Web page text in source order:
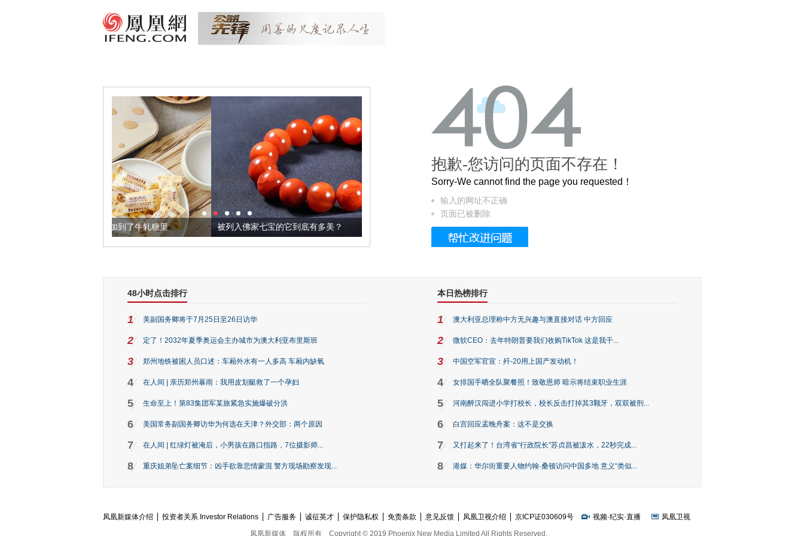
被列入佛家七宝的它到底有多美？ 这个3.2米的长卷，还原了600岁的紫禁城
抱歉-您访问的页面不存在！
Sorry-We cannot find the page you requested！
输入的网址不正确
页面已被删除
48小时点击排行
1 美副国务卿将于7月25日至26日访华
2 定了！2032年夏季奥运会主办城市为澳大利亚布里斯班
3 郑州地铁被困人员口述：车厢外水有一人多高 车厢内缺氧
4 在人间 | 亲历郑州暴雨：我用皮划艇救了一个孕妇
5 生命至上！第83集团军某旅紧急实施爆破分洪
6 美国常务副国务卿访华为何选在天津？外交部：两个原因
7 在人间 | 红绿灯被淹后，小男孩在路口指路，7位摄影师...
8 重庆姐弟坠亡案细节：凶手欲靠悲情蒙混 警方现场勘察发现...
本日热榜排行
1 澳大利亚总理称中方无兴趣与澳直接对话 中方回应
2 微软CEO：去年特朗普要我们收购TikTok 这是我干...
3 中国空军官宣：歼-20用上国产发动机！
4 女排国手晒全队聚餐照！致敬恩师 暗示将结束职业生涯
5 河南醉汉闯进小学打校长，校长反击打掉其3颗牙，双双被刑...
6 白宫回应孟晚舟案：这不是交换
7 又打起来了！台湾省“行政院长”苏贞昌被泼水，22秒完成...
8 港媒：华尔街重要人物约翰·桑顿访问中国多地 意义“类似...
凤凰新媒体介绍 投资者关系 Investor Relations 广告服务 诚征英才 保护隐私权 免责条款 意见反馈 凤凰卫视介绍 京ICP证030609号 视频·纪实·直播
凤凰卫视
凤凰新媒体
版权所有 Copyright © 2019 Phoenix New Media Limited All Rights Reserved.